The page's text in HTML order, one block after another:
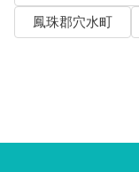
鳳珠郡穴水町